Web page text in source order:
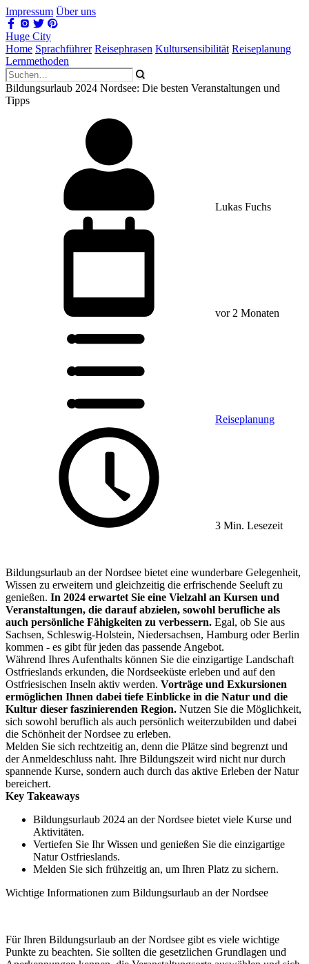
Impressum Über uns
Huge City
Home Sprachführer Reisephrasen Kultursensibilität Reiseplanung
Lernmethoden
Bildungsurlaub 2024 Nordsee: Die besten Veranstaltungen und
Tipps
Lukas Fuchs
vor 2 Monaten
Reiseplanung
3 Min. Lesezeit
Bildungsurlaub an der Nordsee bietet eine wunderbare Gelegenheit,
Wissen zu erweitern und gleichzeitig die erfrischende Seeluft zu
genießen. In 2024 erwartet Sie eine Vielzahl an Kursen und
Veranstaltungen, die darauf abzielen, sowohl berufliche als
auch persönliche Fähigkeiten zu verbessern. Egal, ob Sie aus
Sachsen, Schleswig-Holstein, Niedersachsen, Hamburg oder Berlin
kommen - es gibt für jeden das passende Angebot.
Während Ihres Aufenthalts können Sie die einzigartige Landschaft
Ostfrieslands erkunden, die Nordseeküste erleben und auf den
Ostfriesischen Inseln aktiv werden. Vorträge und Exkursionen
ermöglichen Ihnen dabei tiefe Einblicke in die Natur und die
Kultur dieser faszinierenden Region. Nutzen Sie die Möglichkeit,
sich sowohl beruflich als auch persönlich weiterzubilden und dabei
die Schönheit der Nordsee zu erleben.
Melden Sie sich rechtzeitig an, denn die Plätze sind begrenzt und
der Anmeldeschluss naht. Ihre Bildungszeit wird nicht nur durch
spannende Kurse, sondern auch durch das aktive Erleben der Natur
bereichert.
Key Takeaways
Bildungsurlaub 2024 an der Nordsee bietet viele Kurse und
Aktivitäten.
Vertiefen Sie Ihr Wissen und genießen Sie die einzigartige
Natur Ostfrieslands.
Melden Sie sich frühzeitig an, um Ihren Platz zu sichern.
Wichtige Informationen zum Bildungsurlaub an der Nordsee
Für Ihren Bildungsurlaub an der Nordsee gibt es viele wichtige
Punkte zu beachten. Sie sollten die gesetzlichen Grundlagen und